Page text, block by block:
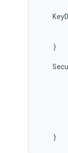
}
}